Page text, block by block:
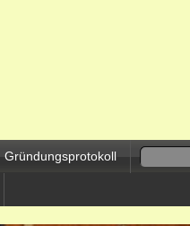
Gründungsprotokoll